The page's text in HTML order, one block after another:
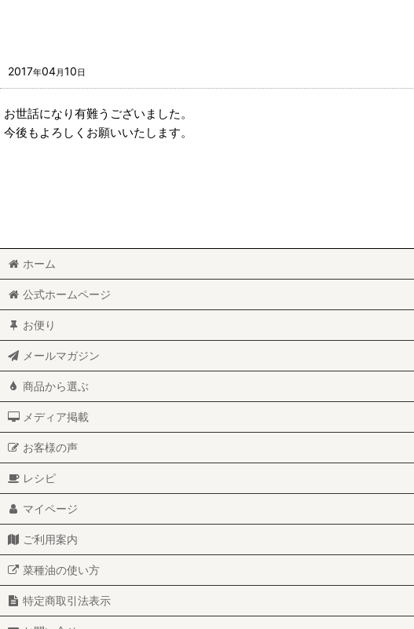
2017年04月10日
お世話になり有難うございました。
今後もよろしくお願いいたします。
ホーム
公式ホームページ
お便り
メールマガジン
商品から選ぶ
メディア掲載
お客様の声
レシピ
マイページ
ご利用案内
菜種油の使い方
特定商取引法表示